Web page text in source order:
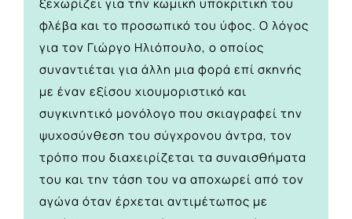
ξεχωρίζει για την κωμική υποκριτική του
φλέβα και το προσωπικό του ύφος. Ο λόγος
για τον Γιώργο Ηλιόπουλο, ο οποίος
συναντιέται για άλλη μια φορά επί σκηνής
με έναν εξίσου χιουμοριστικό και
συγκινητικό μονόλογο που σκιαγραφεί την
ψυχοσύνθεση του σύγχρονου άντρα, τον
τρόπο που διαχειρίζεται τα συναισθήματα
του και την τάση του να αποχωρεί από τον
αγώνα όταν έρχεται αντιμέτωπος με